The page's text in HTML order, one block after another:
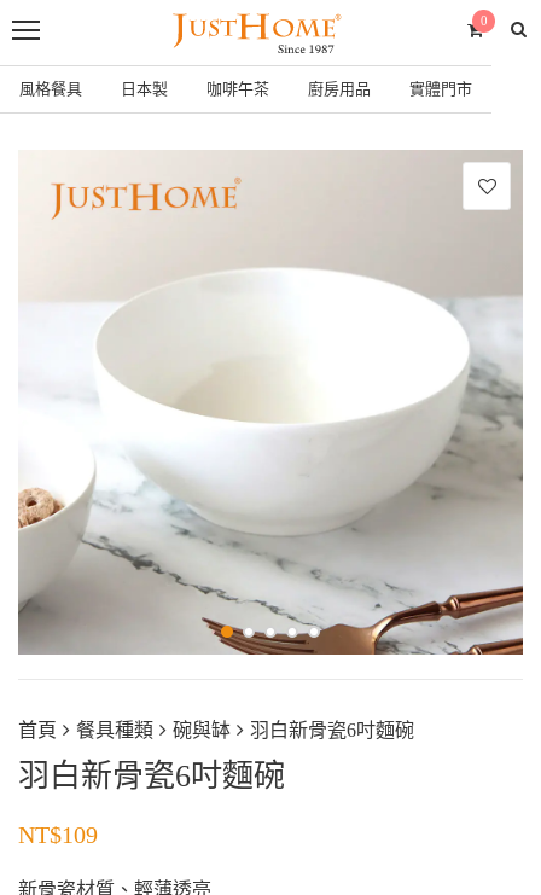
0
風格餐具 日本製 咖啡午茶 廚房用品 實體門市
首頁 餐具種類 碗與缽 羽白新骨瓷6吋麵碗
羽白新骨瓷6吋麵碗
NT$109
新骨瓷材質、輕薄透亮